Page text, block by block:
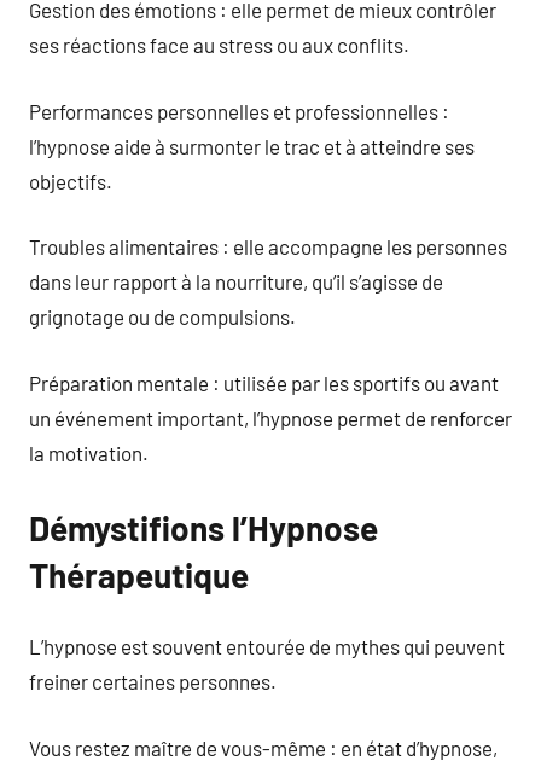
Gestion des émotions : elle permet de mieux contrôler
ses réactions face au stress ou aux conflits.
Performances personnelles et professionnelles :
l’hypnose aide à surmonter le trac et à atteindre ses
objectifs.
Troubles alimentaires : elle accompagne les personnes
dans leur rapport à la nourriture, qu’il s’agisse de
grignotage ou de compulsions.
Préparation mentale : utilisée par les sportifs ou avant
un événement important, l’hypnose permet de renforcer
la motivation.
Démystifions l’Hypnose
Thérapeutique
L’hypnose est souvent entourée de mythes qui peuvent
freiner certaines personnes.
Vous restez maître de vous-même : en état d’hypnose,